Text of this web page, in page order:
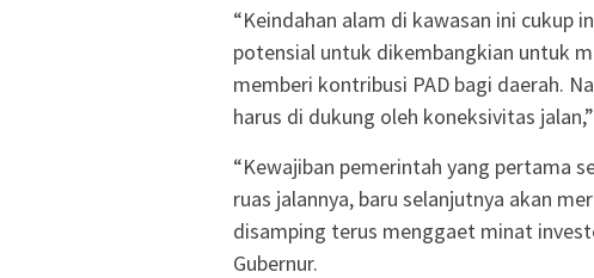
“Keindahan alam di kawasan ini cukup
potensial untuk dikembangkian untuk
memberi kontribusi PAD bagi daerah.
harus di dukung oleh koneksivitas
“Kewajiban pemerintah yang pertama
ruas jalannya, baru selanjutnya akan
disamping terus menggaet minat
Gubernur.